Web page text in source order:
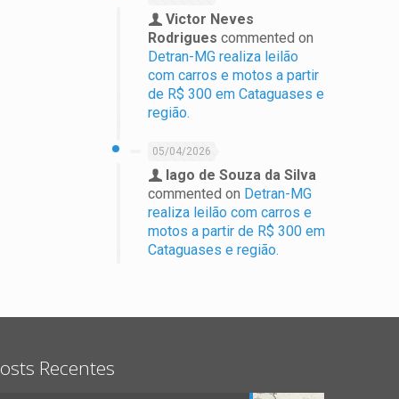
Victor Neves
Rodrigues commented on
Detran-MG realiza leilão
com carros e motos a partir
de R$ 300 em Cataguases e
região.
05/04/2026
Iago de Souza da Silva
commented on Detran-MG
realiza leilão com carros e
motos a partir de R$ 300 em
Cataguases e região.
Recentes